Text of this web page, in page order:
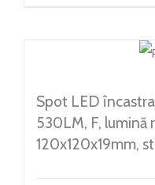
Spot LED
530LM, F, lumină
120x120x19mm,